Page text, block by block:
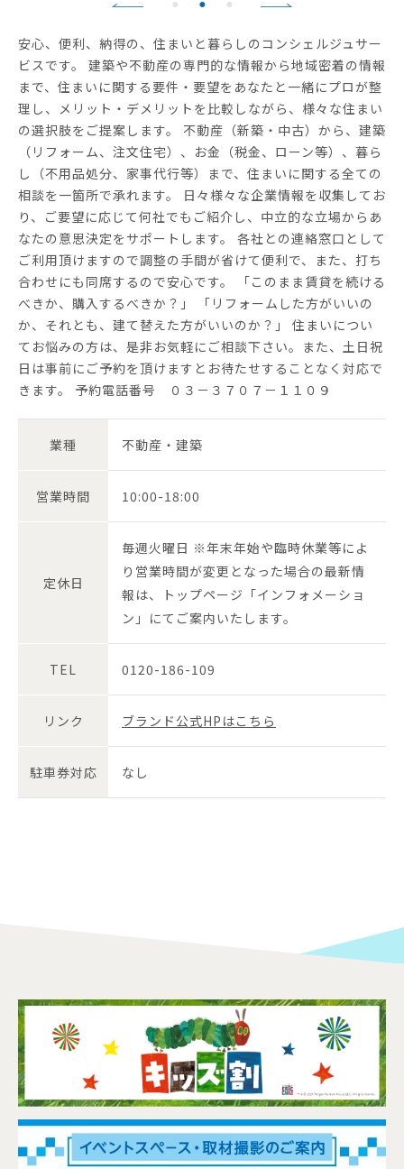
安心、便利、納得の、住まいと暮らしのコンシェルジュサー
ビスです。 建築や不動産の専門的な情報から地域密着の情報
まで、住まいに関する要件・要望をあなたと一緒にプロが整
理し、メリット・デメリットを比較しながら、様々な住まい
の選択肢をご提案します。 不動産（新築・中古）から、建築
（リフォーム、注文住宅）、お金（税金、ローン等）、暮ら
し（不用品処分、家事代行等）まで、住まいに関する全ての
相談を一箇所で承れます。 日々様々な企業情報を収集してお
り、ご要望に応じて何社でもご紹介し、中立的な立場からあ
なたの意思決定をサポートします。 各社との連絡窓口として
ご利用頂けますので調整の手間が省けて便利で、また、打ち
合わせにも同席するので安心です。 「このまま賃貸を続ける
べきか、購入するべきか？」 「リフォームした方がいいの
か、それとも、建て替えた方がいいのか？」 住まいについ
てお悩みの方は、是非お気軽にご相談下さい。また、土日祝
日は事前にご予約を頂けますとお待たせすることなく対応で
きます。 予約電話番号 ０３－３７０７－１１０９
業種 不動産・建築
営業時間 10:00-18:00
定休日
毎週火曜日 ※年末年始や臨時休業等によ
り営業時間が変更となった場合の最新情
報は、トップページ「インフォメーショ
ン」にてご案内いたします。
TEL 0120-186-109
リンク ブランド公式HPはこちら
駐車券対応 なし